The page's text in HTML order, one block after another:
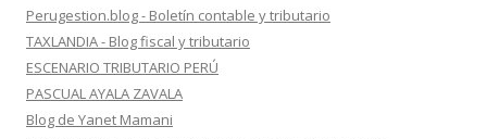
Perugestion.blog - Boletín contable y tributario
TAXLANDIA - Blog fiscal y tributario
ESCENARIO TRIBUTARIO PERÚ
PASCUAL AYALA ZAVALA
Blog de Yanet Mamani